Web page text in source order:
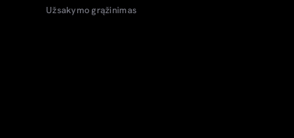
Užsakymo grąžinimas